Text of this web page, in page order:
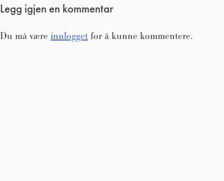
Legg igjen en kommentar
Du må være innlogget for å kunne kommentere.